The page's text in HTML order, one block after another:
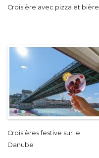
Croisière avec pizza et bière
Croisières festive sur le
Danube